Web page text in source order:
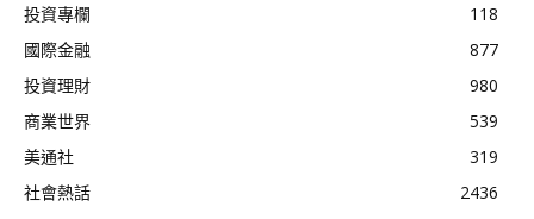
投資專欄
118
國際金融
877
投資理財
980
商業世界
539
美通社
319
社會熱話
2436